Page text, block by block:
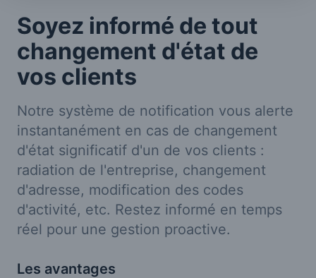
Soyez informé de tout
changement d'état de
vos clients
Notre système de notification vous alerte
instantanément en cas de changement
d'état significatif d'un de vos clients :
radiation de l'entreprise, changement
d'adresse, modification des codes
d'activité, etc. Restez informé en temps
réel pour une gestion proactive.
Les avantages